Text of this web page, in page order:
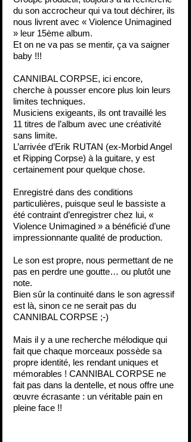
du son accrocheur qui va tout déchirer, ils
nous livrent avec « Violence Unimagined
» leur 15ème album.
Et on ne va pas se mentir, ça va saigner
baby !!!
CANNIBAL CORPSE, ici encore,
cherche à pousser encore plus loin leurs
limites techniques.
Musiciens exigeants, ils ont travaillé les
11 titres de l’album avec une créativité
sans limite.
L’arrivée d’Erik RUTAN (ex-Morbid Angel
et Ripping Corpse) à la guitare, y est
certainement pour quelque chose.
Enregistré dans des conditions
particulières, puisque seul le bassiste a
été contraint d’enregistrer chez lui, «
Violence Unimagined » a bénéficié d’une
impressionnante qualité de production.
Le son est propre, nous permettant de ne
pas en perdre une goutte… ou plutôt une
note.
Bien sûr la continuité dans le son agressif
est là, sinon ce ne serait pas du
CANNIBAL CORPSE ;-)
Mais il y a une recherche mélodique qui
fait que chaque morceaux possède sa
propre identité, les rendant uniques et
mémorables ! CANNIBAL CORPSE ne
fait pas dans la dentelle, et nous offre une
œuvre écrasante : un véritable pain en
pleine face !!